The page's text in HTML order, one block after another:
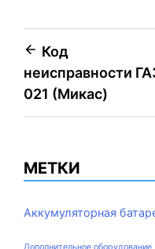
Навигация
по
записям
Код
неисправности
021 (Микас)
МЕТКИ
Аккумуляторная